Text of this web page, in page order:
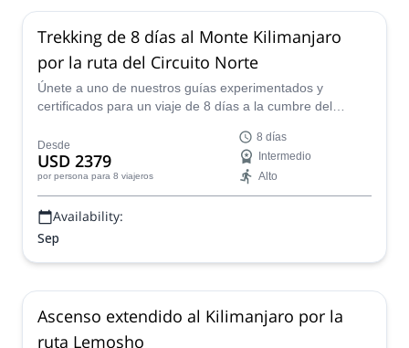
Trekking de 8 días al Monte Kilimanjaro
por la ruta del Circuito Norte
Únete a uno de nuestros guías experimentados y
certificados para un viaje de 8 días a la cumbre del
Norte.
Desde
USD 2379
por persona para 8 viajeros
8 días
Intermedio
Alto
Availability:
Sep
Ascenso extendido al Kilimanjaro por la
ruta Lemosho